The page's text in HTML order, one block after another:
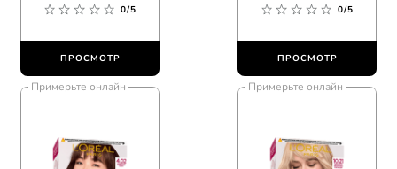
0/5
ПРОСМОТР
0/5
ПРОСМОТР
Примерьте онлайн Примерьте онлайн